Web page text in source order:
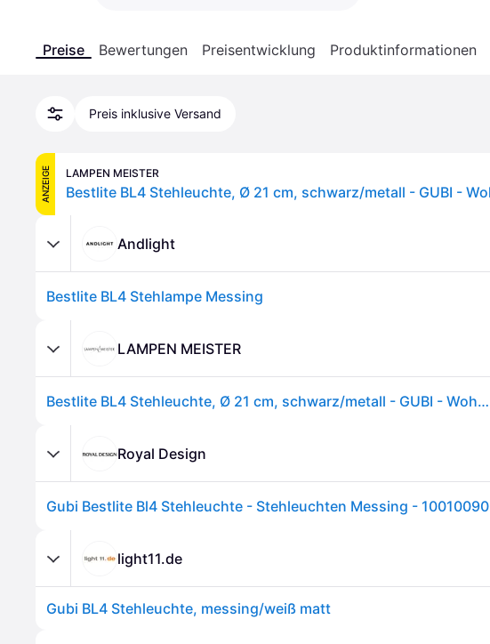
Preise Bewertungen Preisentwicklung Produktinformationen
Preis inklusive Versand
ANZEIGE LAMPEN MEISTER
Andlight
Bestlite BL4 Stehlampe Messing
LAMPEN MEISTER
Bestlite BL4 Stehleuchte, Ø 21 cm, schwarz/metall - GUBI - Wohnzimmer
Royal Design
Gubi Bestlite Bl4 Stehleuchte - Stehleuchten Messing - 10010090
light11.de
Gubi BL4 Stehleuchte, messing/weiß matt